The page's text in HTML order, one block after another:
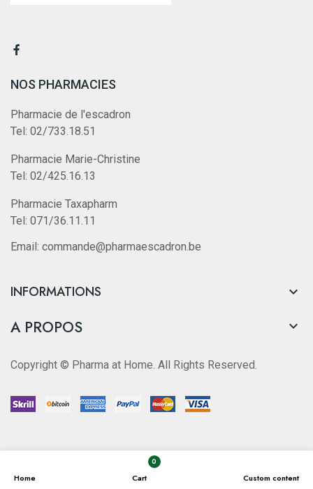
Home
0
Cart Custom content
NOS PHARMACIES
Pharmacie de l'escadron
Tel: 02/733.18.51
Pharmacie Marie-Christine
Tel: 02/425.16.13
Pharmacie Taxapharm
Tel: 071/36.11.11
Email: commande@pharmaescadron.be
INFORMATIONS 
A PROPOS 
Copyright © Pharma at Home. All Rights Reserved.